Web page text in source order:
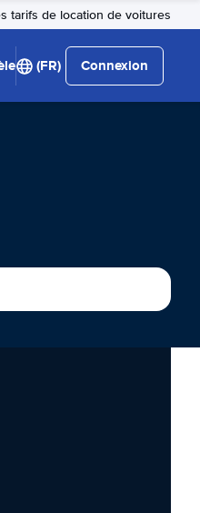
tarifs de location de voitures
(FR) Connexion